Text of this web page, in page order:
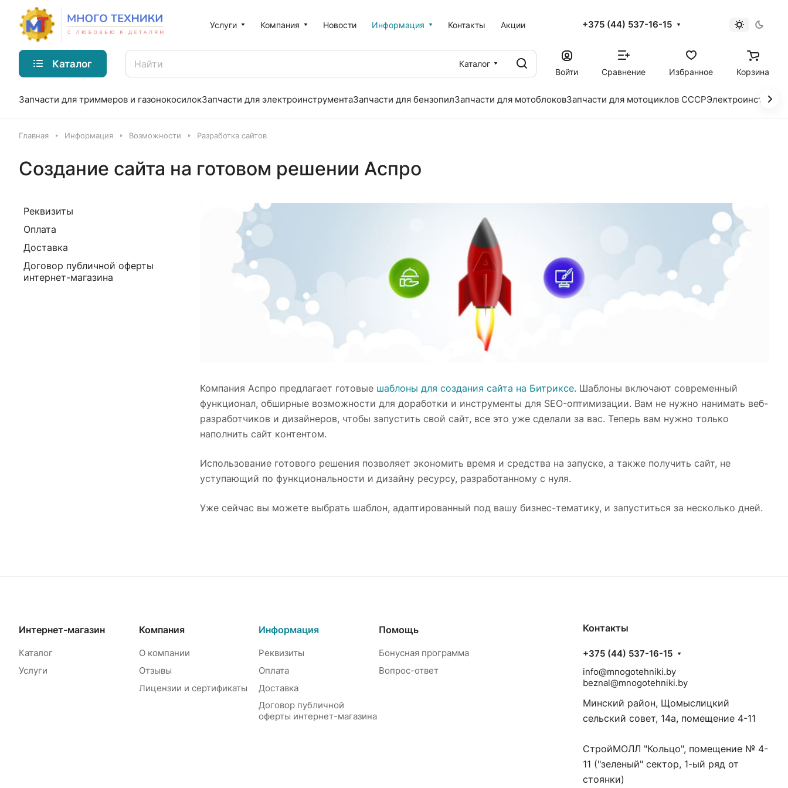
Услуги Компания Новости Информация Контакты Акции +375 (44) 537-16-15
Каталог
Каталог
Войти
Сравнение Избранное Корзина
Запчасти для триммеров и газонокосилокЗапчасти для электроинструментаЗапчасти для бензопилЗапчасти для мотоблоковЗапчасти для мотоциклов СССР
Главная Информация Возможности Разработка сайтов
Создание сайта на готовом решении Аспро
Компания Аспро предлагает готовые шаблоны для создания сайта на Битриксе. Шаблоны включают современный
функционал, обширные возможности для доработки и инструменты для SEO-оптимизации. Вам не нужно нанимать веб-
разработчиков и дизайнеров, чтобы запустить свой сайт, все это уже сделали за вас. Теперь вам нужно только
наполнить сайт контентом.
Использование готового решения позволяет экономить время и средства на запуске, а также получить сайт, не
уступающий по функциональности и дизайну ресурсу, разработанному с нуля.
Уже сейчас вы можете выбрать шаблон, адаптированный под вашу бизнес-тематику, и запуститься за несколько дней.
Реквизиты
Оплата
Доставка
Договор публичной оферты
интернет-магазина
Интернет-магазин
Каталог
Услуги
Компания
О компании
Отзывы
Лицензии и сертификаты
Информация
Реквизиты
Оплата
Доставка
Договор публичной
оферты интернет-магазина
Помощь
Бонусная программа
Вопрос-ответ
Контакты
+375 (44) 537-16-15
info@mnogotehniki.by
beznal@mnogotehniki.by
Минский район, Щомыслицкий
сельский совет, 14а, помещение 4-11
СтройМОЛЛ "Кольцо", помещение № 4-
11 ("зеленый" сектор, 1-ый ряд от
стоянки)